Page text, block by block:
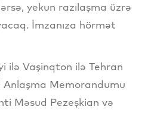
yekun razılaşma üzrə
İmzanıza hörmət
ilə Vaşinqton ilə Tehran
Anlaşma Memorandumu
Məsud Pezeşkian və